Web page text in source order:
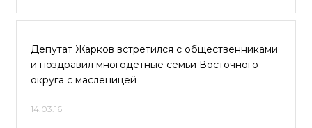
Депутат Жарков встретился с общественниками
и поздравил многодетные семьи Восточного
округа с масленицей
14.03.16